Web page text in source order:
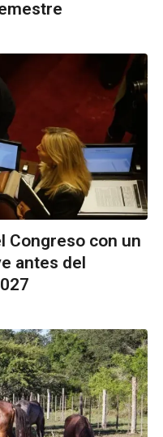
Congreso con un
antes del